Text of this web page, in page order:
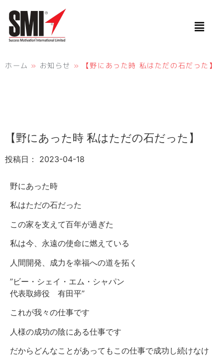
ホーム » お知らせ » 【野にあった時 私はただの石だった】
【野にあった時 私はただの石だった】
投稿日： 2023-04-18
野にあった時
私はただの石だった
この家を支えて百年が過ぎた
私は今、永遠の使命に燃えている
人間開発、成力を幸福への道を拓く
”ビー・シェイ・エム・シャパン
代表取締役 有田平”
これが我々の仕事です
人様の成功の陰にある仕事です
だからどんなことがあってもこの仕事で成功し続けなけ